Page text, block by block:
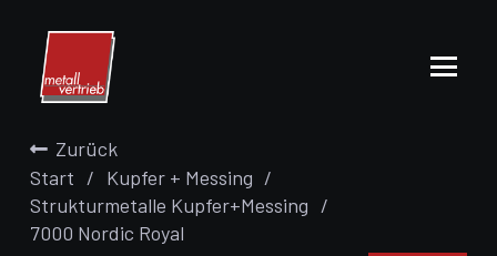
Zurück
Start / Kupfer + Messing /
Strukturmetalle Kupfer+Messing /
7000 Nordic Royal